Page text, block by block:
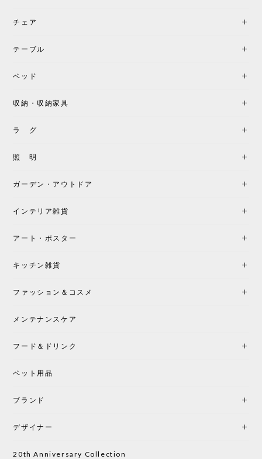
チェア
テーブル
ベッド
収納・収納家具
ラ グ
照 明
ガーデン・アウトドア
インテリア雑貨
アート・ポスター
キッチン雑貨
ファッション＆コスメ
メンテナンスケア
フード＆ドリンク
ペット用品
ブランド
デザイナー
20th Anniversary Collection